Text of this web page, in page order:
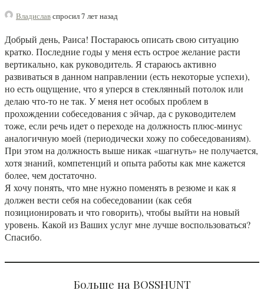
Владиславспросил 7 лет назад
Добрый день, Раиса! Постараюсь описать свою ситуацию
кратко. Последние годы у меня есть острое желание расти
вертикально, как руководитель. Я стараюсь активно
развиваться в данном направлении (есть некоторые успехи),
но есть ощущение, что я уперся в стеклянный потолок или
делаю что-то не так. У меня нет особых проблем в
прохождении собеседования с эйчар, да с руководителем
тоже, если речь идет о переходе на должность плюс-минус
аналогичную моей (периодически хожу по собеседованиям).
При этом на должность выше никак «шагнуть» не получается,
хотя знаний, компетенций и опыта работы как мне кажется
более, чем достаточно.
Я хочу понять, что мне нужно поменять в резюме и как я
должен вести себя на собеседовании (как себя
позиционировать и что говорить), чтобы выйти на новый
уровень. Какой из Ваших услуг мне лучше воспользоваться?
Спасибо.
Больше на BOSSHUNT